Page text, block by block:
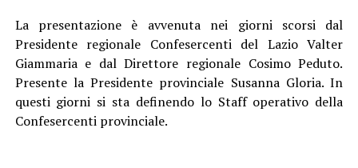
La presentazione è avvenuta nei giorni scorsi dal
Presidente regionale Confesercenti del Lazio Valter
Giammaria e dal Direttore regionale Cosimo Peduto.
Presente la Presidente provinciale Susanna Gloria. In
questi giorni si sta definendo lo Staff operativo della
Confesercenti provinciale.